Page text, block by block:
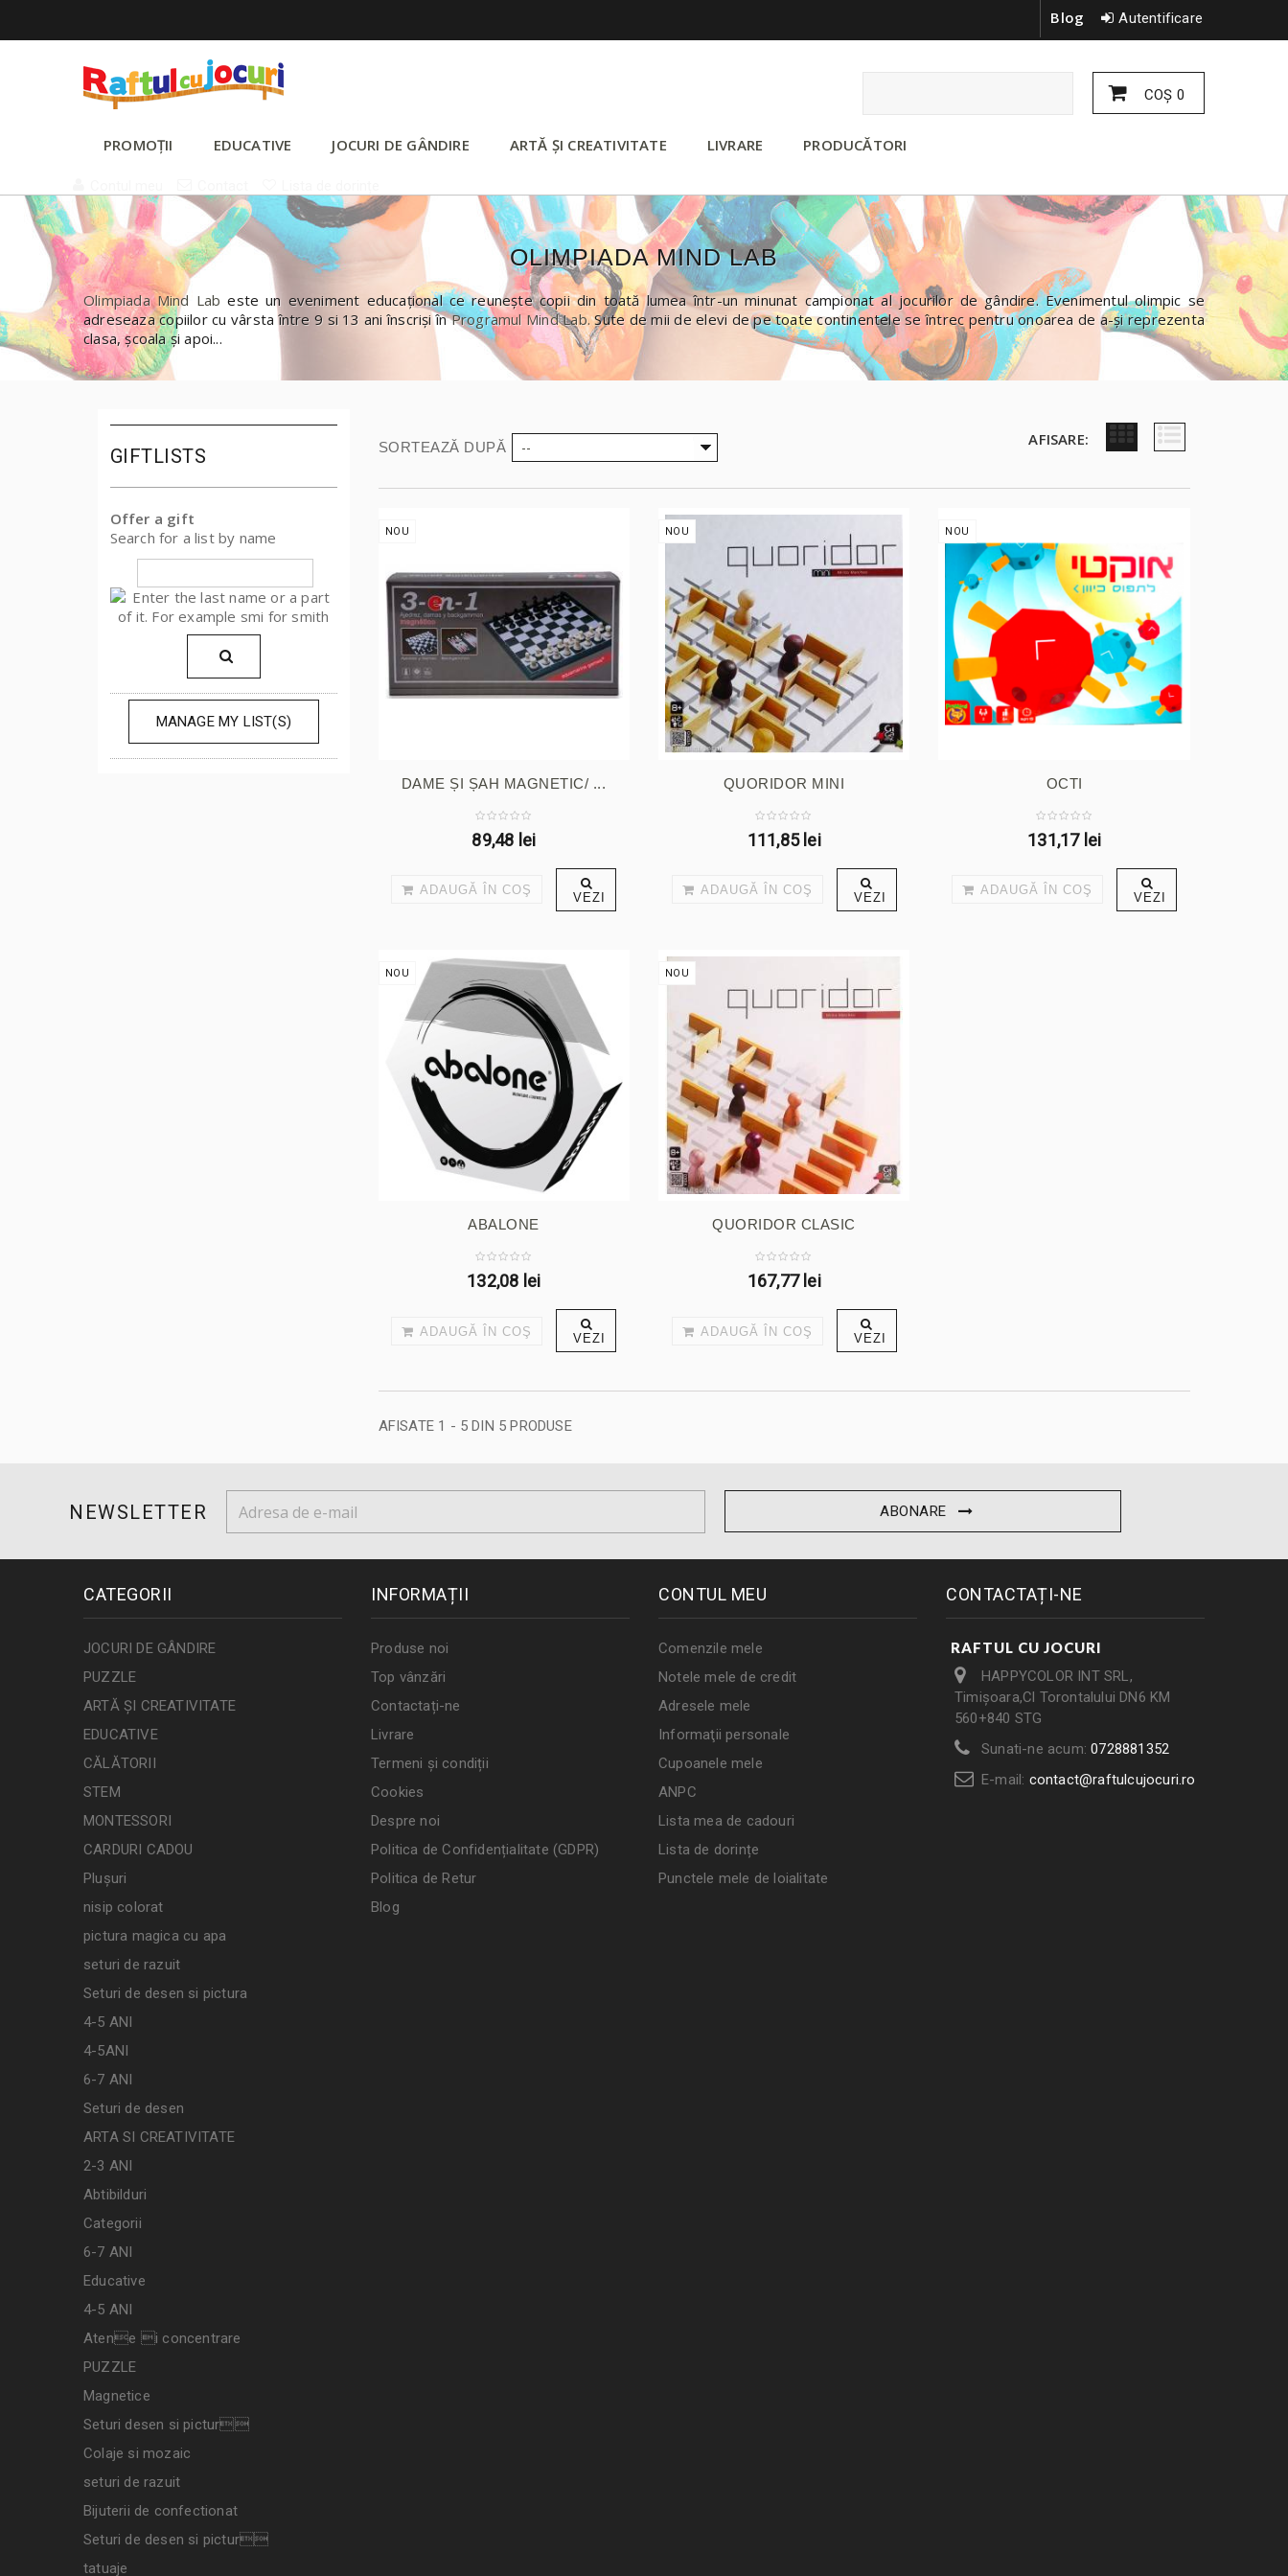
Autentificare
Blog
COŞ 0
PROMOȚII EDUCATIVE JOCURI DE GÂNDIRE ARTĂ ȘI CREATIVITATE LIVRARE PRODUCĂTORI
OLIMPIADA MIND LAB
Olimpiada Mind Lab este un eveniment educațional ce reunește copii din toată lumea într-un minunat campionat al jocurilor de gândire. Evenimentul olimpic se
adreseaza copiilor cu vârsta între 9 si 13 ani înscriși înProgramul Mind Lab.Sute de mii de elevi de pe toate continentele se întrec pentru onoarea de a-și reprezenta
clasa, școala și apoi...
>
GIFTLISTS
Offer a gift
Search for a list by name
MANAGE MY LIST(S)
AFISARE:
SORTEAZĂ DUPĂ --
NOU
DAME ȘI ȘAH MAGNETIC/ ...
89,48 lei
ADAUGĂ ÎN COŞ VEZI
NOU
QUORIDOR MINI
111,85 lei
ADAUGĂ ÎN COŞ VEZI
NOU
OCTI
131,17 lei
ADAUGĂ ÎN COŞ VEZI
NOU
ABALONE
132,08 lei
ADAUGĂ ÎN COŞ VEZI
NOU
QUORIDOR CLASIC
167,77 lei
ADAUGĂ ÎN COŞ VEZI
AFISATE 1 - 5 DIN 5 PRODUSE
NEWSLETTER ABONARE
CATEGORII
JOCURI DE GÂNDIRE
PUZZLE
ARTĂ ȘI CREATIVITATE
EDUCATIVE
CĂLĂTORII
STEM
MONTESSORI
CARDURI CADOU
Plușuri
nisip colorat
pictura magica cu apa
seturi de razuit
Seturi de desen si pictura
4-5 ANI
4-5ANI
6-7 ANI
Seturi de desen
ARTA SI CREATIVITATE
2-3 ANI
Abtibilduri
Categorii
6-7 ANI
Educative
4-5 ANI
Atene i concentrare
PUZZLE
Magnetice
Seturi desen si pictur
Colaje si mozaic
seturi de razuit
Bijuterii de confectionat
Seturi de desen si pictur
tatuaje
INFORMAȚII
Produse noi
Top vânzări
Contactați-ne
Livrare
Termeni și condiții
Cookies
Despre noi
Politica de Confidențialitate (GDPR)
Politica de Retur
Blog
CONTUL MEU
Comenzile mele
Notele mele de credit
Adresele mele
Informaţii personale
Cupoanele mele
ANPC
Lista mea de cadouri
Lista de dorințe
Punctele mele de loialitate
CONTACTAȚI-NE
RAFTUL CU JOCURI
HAPPYCOLOR INT SRL,
Timișoara,Cl Torontalului DN6 KM
560+840 STG
Sunati-ne acum:0728881352
E-mail: contact@raftulcujocuri.ro